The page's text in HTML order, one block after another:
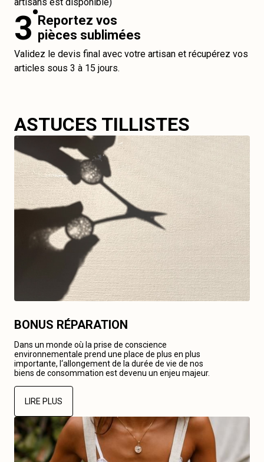
3 Reportez vos
pièces sublimées
Validez le devis final avec votre artisan et récupérez vos
articles sous 3 à 15 jours.
ASTUCES TILLISTES
BONUS RÉPARATION
Dans un monde où la prise de conscience
environnementale prend une place de plus en plus
importante, l‘allongement de la durée de vie de nos
biens de consommation est devenu un enjeu majeur.
LIRE PLUS